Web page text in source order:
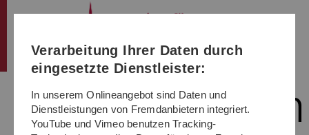
Direkt
Direkt
Direkt
(Sprache,
Drucken,
Media)
Direkt
Direkt
Verarbeitung Ihrer Daten durch
eingesetzte Dienstleister:
In unserem Onlineangebot sind Daten und
Dienstleistungen von Fremdanbietern integriert.
YouTube und Vimeo benutzen Tracking-